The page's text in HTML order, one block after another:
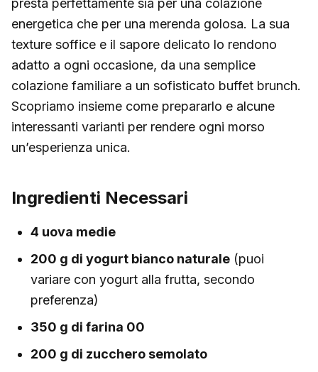
energetica che per una merenda golosa. La sua
texture soffice e il sapore delicato lo rendono
adatto a ogni occasione, da una semplice
colazione familiare a un sofisticato buffet brunch.
Scopriamo insieme come prepararlo e alcune
interessanti varianti per rendere ogni morso
un’esperienza unica.
Ingredienti Necessari
4 uova medie
200 g di yogurt bianco naturale (puoi
variare con yogurt alla frutta, secondo
preferenza)
350 g di farina 00
200 g di zucchero semolato